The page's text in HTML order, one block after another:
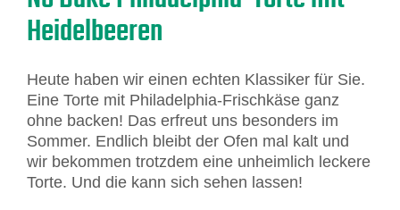
Heidelbeeren
Heute haben wir einen echten Klassiker für Sie.
Eine Torte mit Philadelphia-Frischkäse ganz
ohne backen! Das erfreut uns besonders im
Sommer. Endlich bleibt der Ofen mal kalt und
wir bekommen trotzdem eine unheimlich leckere
Torte. Und die kann sich sehen lassen!